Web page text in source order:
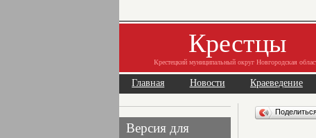
Крестцы
Крестецкий муниципальный округ Новгородская
Главная Новости Краеведение
Версия для